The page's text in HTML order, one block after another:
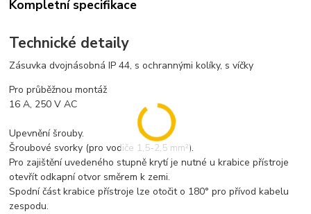
Kompletní specifikace
Technické detaily
Zásuvka dvojnásobná IP 44, s ochrannými kolíky, s víčky
Pro průběžnou montáž
16 A, 250 V AC
Upevnění šrouby.
Šroubové svorky (pro vodiče 1,5-2,5 mm²).
Pro zajištění uvedeného stupně krytí je nutné u krabice přístroje
otevřít odkapní otvor směrem k zemi.
Spodní část krabice přístroje lze otočit o 180° pro přívod kabelu
zespodu.